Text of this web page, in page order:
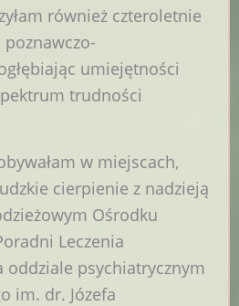
również czteroletnie
umiejętności
trudności
w miejscach,
cierpienie z nadzieją
Ośrodku
Leczenia
oddziale psychiatrycznym
im. dr. Józefa